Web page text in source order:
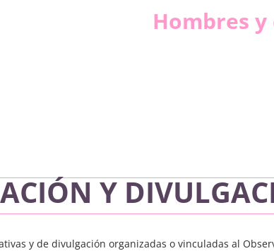
Hombres
Y
y de divulgación organizadas o vinculadas al